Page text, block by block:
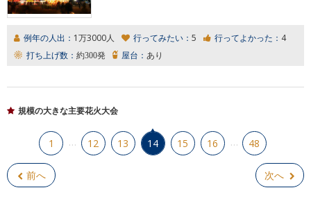
例年の人出： 1万3000人 行ってみたい： 5 行ってよかった： 4
打ち上げ数： 約300発 屋台： あり
規模の大きな主要花火大会
前へ
1 … 12 13 14 15 16 … 48
次へ